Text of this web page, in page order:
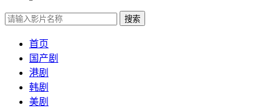
搜索
首页
国产剧
港剧
韩剧
美剧